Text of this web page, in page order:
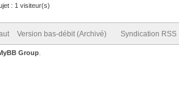
: 1 visiteur(s)
Version bas-débit (Archivé) Syndication RSS
Group